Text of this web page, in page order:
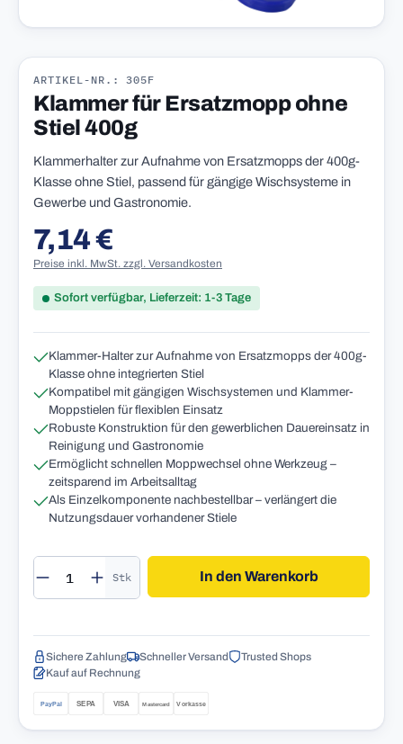
ARTIKEL-NR.: 305F
Klammer für Ersatzmopp ohne
Stiel 400g
Klammerhalter zur Aufnahme von Ersatzmopps der 400g-
Klasse ohne Stiel, passend für gängige Wischsysteme in
Gewerbe und Gastronomie.
Regulärer Preis:
7,14 €
Preise inkl. MwSt. zzgl. Versandkosten
Sofort verfügbar, Lieferzeit: 1-3 Tage
Klammer-Halter zur Aufnahme von Ersatzmopps der 400g-
Klasse ohne integrierten Stiel
Kompatibel mit gängigen Wischsystemen und Klammer-
Moppstielen für flexiblen Einsatz
Robuste Konstruktion für den gewerblichen Dauereinsatz in
Reinigung und Gastronomie
Ermöglicht schnellen Moppwechsel ohne Werkzeug –
zeitsparend im Arbeitsalltag
Als Einzelkomponente nachbestellbar – verlängert die
Nutzungsdauer vorhandener Stiele
Produkt Anzahl: Gib den gewünschten
Stk In den Warenkorb
Sichere Zahlung Schneller Versand
Trusted Shops
Kauf auf Rechnung